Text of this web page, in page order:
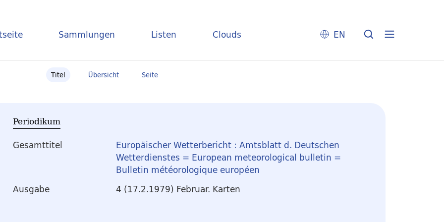
Sammlungen Listen Clouds EN
Titel Übersicht Seite
Periodikum
Gesamttitel
Europäischer Wetterbericht : Amtsblatt d. Deutschen
Wetterdienstes = European meteorological bulletin =
Bulletin météorologique européen
Ausgabe
4 (17.2.1979) Februar. Karten